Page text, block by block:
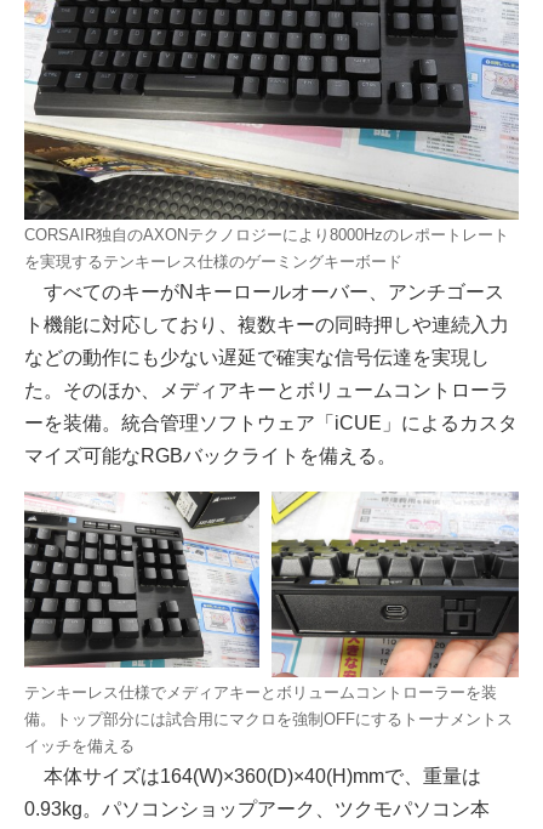
CORSAIR独自のAXONテクノロジーにより8000Hzのレポートレート
を実現するテンキーレス仕様のゲーミングキーボード
すべてのキーがNキーロールオーバー、アンチゴース
ト機能に対応しており、複数キーの同時押しや連続入力
などの動作にも少ない遅延で確実な信号伝達を実現し
た。そのほか、メディアキーとボリュームコントローラ
ーを装備。統合管理ソフトウェア「iCUE」によるカスタ
マイズ可能なRGBバックライトを備える。
テンキーレス仕様でメディアキーとボリュームコントローラーを装
備。トップ部分には試合用にマクロを強制OFFにするトーナメントス
イッチを備える
本体サイズは164(W)×360(D)×40(H)mmで、重量は
0.93kg。パソコンショップアーク、ツクモパソコン本